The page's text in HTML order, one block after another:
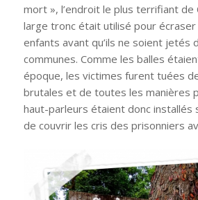
mort », l’endroit le plus terrifiant de
large tronc était utilisé pour
enfants avant qu’ils ne soient jetés
communes. Comme les balles
époque, les victimes furent tuées
brutales et de toutes les manières
haut-parleurs étaient donc installés
de couvrir les cris des prisonniers